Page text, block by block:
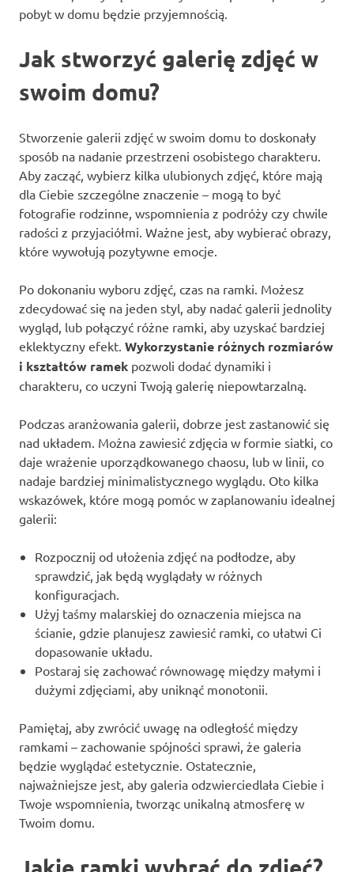
pobyt w domu będzie przyjemnością.
Jak stworzyć galerię zdjęć w
swoim domu?
Stworzenie galerii zdjęć w swoim domu to doskonały
sposób na nadanie przestrzeni osobistego charakteru.
Aby zacząć, wybierz kilka ulubionych zdjęć, które mają
dla Ciebie szczególne znaczenie – mogą to być
fotografie rodzinne, wspomnienia z podróży czy chwile
radości z przyjaciółmi. Ważne jest, aby wybierać obrazy,
które wywołują pozytywne emocje.
Po dokonaniu wyboru zdjęć, czas na ramki. Możesz
zdecydować się na jeden styl, aby nadać galerii jednolity
wygląd, lub połączyć różne ramki, aby uzyskać bardziej
eklektyczny efekt. Wykorzystanie różnych rozmiarów
i kształtów ramek pozwoli dodać dynamiki i
charakteru, co uczyni Twoją galerię niepowtarzalną.
Podczas aranżowania galerii, dobrze jest zastanowić się
nad układem. Można zawiesić zdjęcia w formie siatki, co
daje wrażenie uporządkowanego chaosu, lub w linii, co
nadaje bardziej minimalistycznego wyglądu. Oto kilka
wskazówek, które mogą pomóc w zaplanowaniu idealnej
galerii:
Rozpocznij od ułożenia zdjęć na podłodze, aby
sprawdzić, jak będą wyglądały w różnych
konfiguracjach.
Użyj taśmy malarskiej do oznaczenia miejsca na
ścianie, gdzie planujesz zawiesić ramki, co ułatwi Ci
dopasowanie układu.
Postaraj się zachować równowagę między małymi i
dużymi zdjęciami, aby uniknąć monotonii.
Pamiętaj, aby zwrócić uwagę na odległość między
ramkami – zachowanie spójności sprawi, że galeria
będzie wyglądać estetycznie. Ostatecznie,
najważniejsze jest, aby galeria odzwierciedlała Ciebie i
Twoje wspomnienia, tworząc unikalną atmosferę w
Twoim domu.